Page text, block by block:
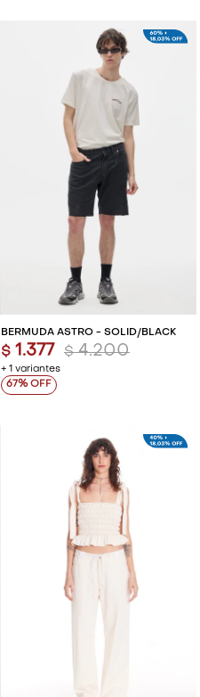
BERMUDA ASTRO - SOLID/BLACK
+ 1 variantes
$ 1.377 $ 4.200
67